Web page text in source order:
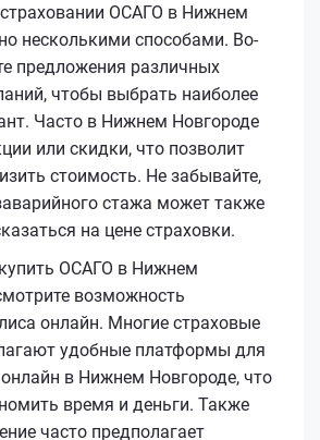
ОСАГО в Нижнем
несколькими способами. Во-
предложения различных
чтобы выбрать наиболее
Часто в Нижнем Новгороде
или скидки, что позволит
стоимость. Не забывайте,
стажа может также
на цене страховки.
ОСАГО в Нижнем
возможность
онлайн. Многие страховые
удобные платформы для
в Нижнем Новгороде, что
время и деньги. Также
часто предполагает